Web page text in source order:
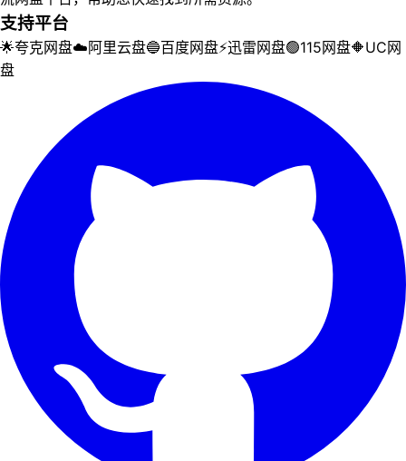
支持平台
🌟夸克网盘☁️阿里云盘🔵百度网盘⚡迅雷网盘🟢115网盘🔶UC网
盘